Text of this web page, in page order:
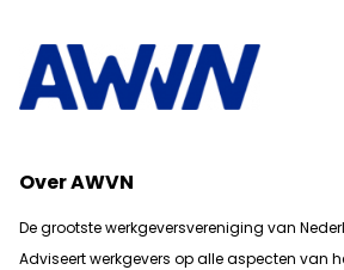
Over AWVN
De grootste werkgeversvereniging van
Adviseert werkgevers op alle aspecten van